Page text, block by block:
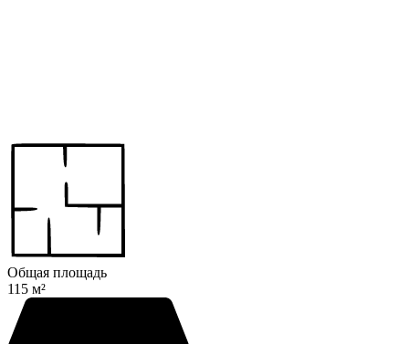
Общая площадь
115 м²